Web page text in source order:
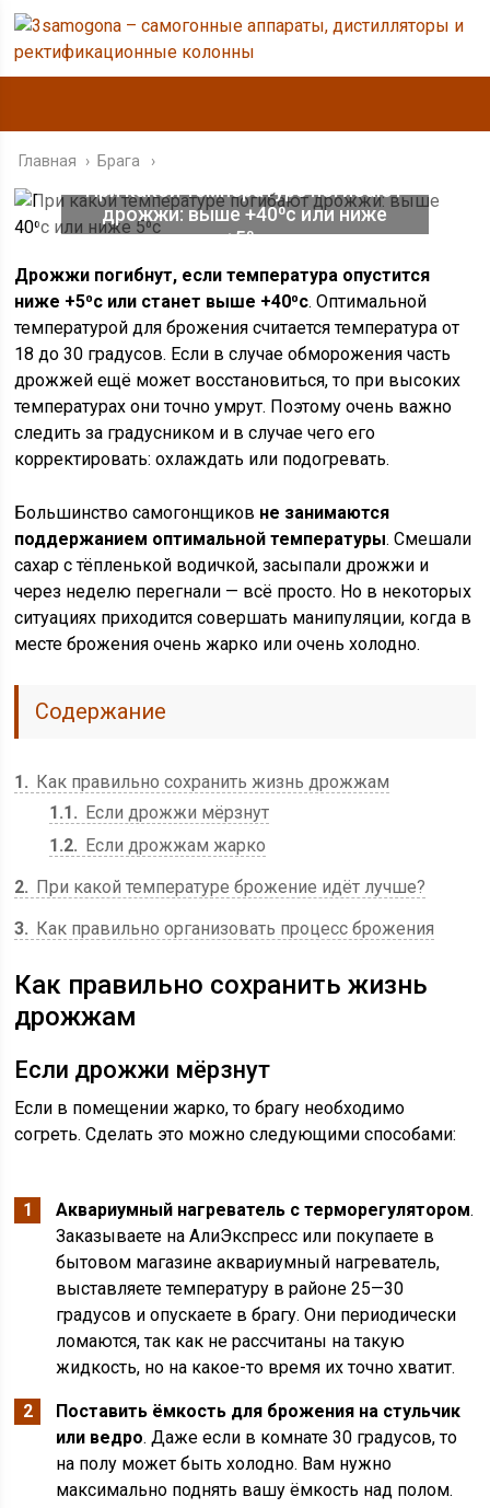
Главная › Брага
При какой температуре погибают
дрожжи: выше +40⁰с или ниже
+5⁰с
Дрожжи погибнут, если температура опустится
ниже +5⁰с или станет выше +40⁰с. Оптимальной
температурой для брожения считается температура от
18 до 30 градусов. Если в случае обморожения часть
дрожжей ещё может восстановиться, то при высоких
температурах они точно умрут. Поэтому очень важно
следить за градусником и в случае чего его
корректировать: охлаждать или подогревать.
Большинство самогонщиков не занимаются
поддержанием оптимальной температуры. Смешали
сахар с тёпленькой водичкой, засыпали дрожжи и
через неделю перегнали — всё просто. Но в некоторых
ситуациях приходится совершать манипуляции, когда в
месте брожения очень жарко или очень холодно.
Содержание
1
Как правильно сохранить жизнь дрожжам
1.1
Если дрожжи мёрзнут
1.2
Если дрожжам жарко
2
При какой температуре брожение идёт лучше?
3
Как правильно организовать процесс брожения
Как правильно сохранить жизнь
дрожжам
Если дрожжи мёрзнут
Если в помещении жарко, то брагу необходимо
согреть. Сделать это можно следующими способами:
Аквариумный нагреватель с терморегулятором.
Заказываете на АлиЭкспресс или покупаете в
бытовом магазине аквариумный нагреватель,
выставляете температуру в районе 25—30
градусов и опускаете в брагу. Они периодически
ломаются, так как не рассчитаны на такую
жидкость, но на какое-то время их точно хватит.
Поставить ёмкость для брожения на стульчик
или ведро. Даже если в комнате 30 градусов, то
на полу может быть холодно. Вам нужно
максимально поднять вашу ёмкость над полом.